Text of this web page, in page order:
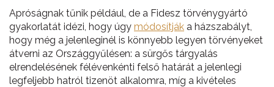
Apróságnak tűnik például, de a Fidesz törvénygyártó
gyakorlatát idézi, hogy úgy módosítják a házszabályt,
hogy még a jelenleginél is könnyebb legyen törvényeket
átverni az Országgyűlésen: a sürgős tárgyalás
elrendelésének félévenkénti felső határát a jelenlegi
legfeljebb hatról tizenöt alkalomra, míg a kivételes